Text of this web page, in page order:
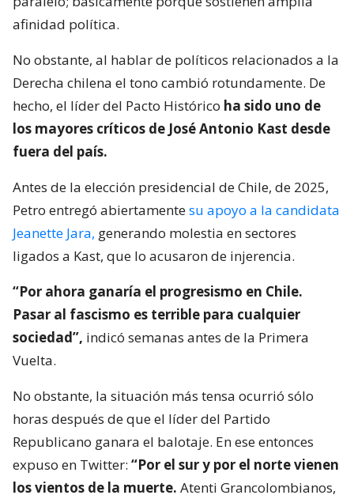
afinidad política.
No obstante, al hablar de políticos relacionados a la
Derecha chilena el tono cambió rotundamente. De
hecho, el líder del Pacto Histórico ha sido uno de
los mayores críticos de José Antonio Kast desde
fuera del país.
Antes de la elección presidencial de Chile, de 2025,
Petro entregó abiertamentesu apoyo a la candidata
Jeanette Jara, generando molestia en sectores
ligados a Kast, que lo acusaron de injerencia.
“Por ahora ganaría el progresismo en Chile.
Pasar al fascismo es terrible para cualquier
sociedad”, indicó semanas antes de la Primera
Vuelta.
No obstante, la situación más tensa ocurrió sólo
horas después de que el líder del Partido
Republicano ganara el balotaje. En ese entonces
expuso en Twitter: “Por el sur y por el norte vienen
los vientos de la muerte. Atenti Grancolombianos,